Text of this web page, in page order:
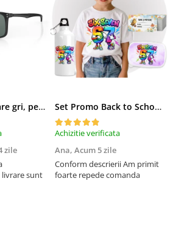
Ochelari de soare gri, pentru barbati, Daniel Klein Sunglasses, DK3250-2
zile
Set Promo Back to School Six Seven 67 – Tricou + Cutie + Bidon Personalizat pentru copilul tău
Achizitie verificata
Ana, Acum 5 zile
Conform descrierii Am primit
foarte repede comanda